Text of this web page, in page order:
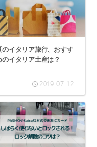
のイタリア旅行、おすす
のイタリア土産は？
2019.07.12